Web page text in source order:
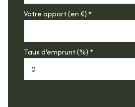
Votre apport (en €) *
Taux d'emprunt (%) *